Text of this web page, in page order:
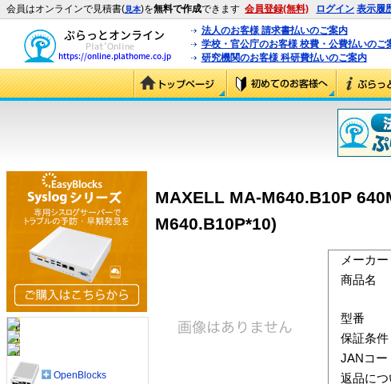
会員はオンラインで見積書(見本)を無料で作成できます 会員登録(無料) ログイン 表示履
法人のお客様 請求書払いのご案内
学校・官公庁のお客様 校費・公費払いのご
研究機関のお客様 科研費払いのご案内
MAXELL MA-M640.B10P
M640.B10P*10)
メーカー
商品名
型番
保証条件
JANコー
返品につ
OpenBlocks